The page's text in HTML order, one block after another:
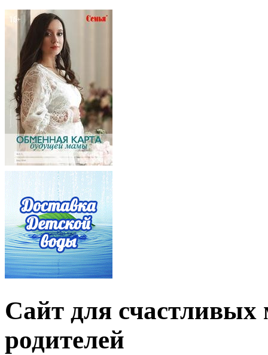
Сайт для
родителей